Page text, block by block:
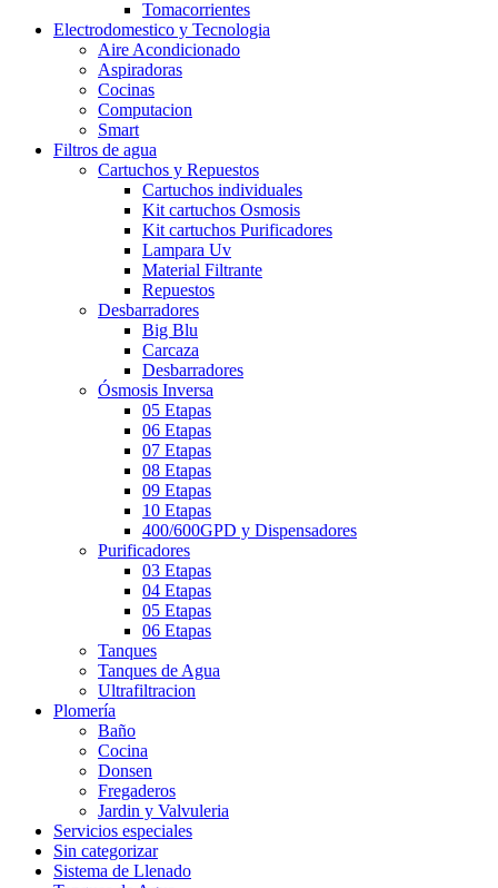
Tomacorrientes
Electrodomestico y Tecnologia
Aire Acondicionado
Aspiradoras
Cocinas
Computacion
Smart
Filtros de agua
Cartuchos y Repuestos
Cartuchos individuales
Kit cartuchos Osmosis
Kit cartuchos Purificadores
Lampara Uv
Material Filtrante
Repuestos
Desbarradores
Big Blu
Carcaza
Desbarradores
Ósmosis Inversa
05 Etapas
06 Etapas
07 Etapas
08 Etapas
09 Etapas
10 Etapas
400/600GPD y Dispensadores
Purificadores
03 Etapas
04 Etapas
05 Etapas
06 Etapas
Tanques
Tanques de Agua
Ultrafiltracion
Plomería
Baño
Cocina
Donsen
Fregaderos
Jardin y Valvuleria
Servicios especiales
Sin categorizar
Sistema de Llenado